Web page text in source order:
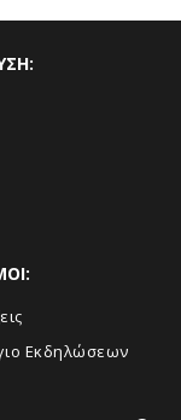
Εκδηλώσεων